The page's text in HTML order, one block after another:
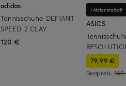
adidas
Tennisschuhe DEFIANT
SPEED 2 CLAY
120 €
+Aktionsrabatt
ASICS
79,99 €
Bestpreis: